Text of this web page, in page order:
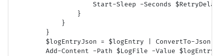
Start-Sleep -Seconds
                }
            }
        }
$logEntryJson = $logEntry | ConvertTo-Json
Add-Content -Path $LogFile -Value